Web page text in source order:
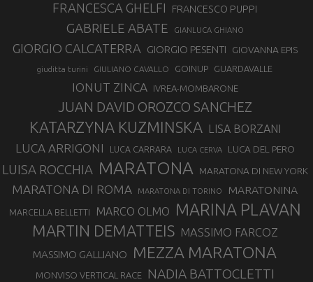
FRANCESCA GHELFI FRANCESCO PUPPI
GABRIELE ABATE GIANLUCA GHIANO
GIORGIO CALCATERRA GIORGIO PESENTI GIOVANNA EPIS
giuditta turini GIULIANO CAVALLO GOINUP GUARDAVALLE
IONUT ZINCA IVREA-MOMBARONE
JUAN DAVID OROZCO SANCHEZ
KATARZYNA KUZMINSKA LISA BORZANI
LUCA ARRIGONI LUCA CARRARA LUCA CERVA LUCA DEL PERO
LUISA ROCCHIA MARATONA MARATONA DI NEW YORK
MARATONA DI ROMA MARATONA DI TORINO MARATONINA
MARCELLA BELLETTI MARCO OLMO MARINA PLAVAN
MARTIN DEMATTEIS MASSIMO FARCOZ
MASSIMO GALLIANO MEZZA MARATONA
MONVISO VERTICAL RACE NADIA BATTOCLETTI